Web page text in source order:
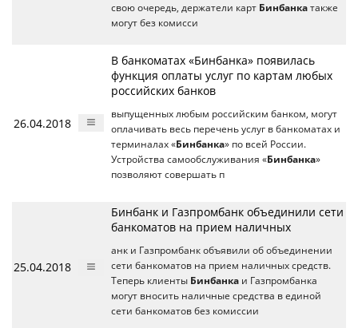
свою очередь, держатели карт Бинбанка также
могут без комисси
26.04.2018
В банкоматах «Бинбанка» появилась
функция оплаты услуг по картам любых
российских банков
выпущенных любым российским банком, могут
оплачивать весь перечень услуг в банкоматах и
терминалах «Бинбанка» по всей России.
Устройства самообслуживания «Бинбанка»
позволяют совершать п
25.04.2018
Бинбанк и Газпромбанк объединили сети
банкоматов на прием наличных
анк и Газпромбанк объявили об объединении
сети банкоматов на прием наличных средств.
Теперь клиенты Бинбанка и Газпромбанка
могут вносить наличные средства в единой
сети банкоматов без комиссии